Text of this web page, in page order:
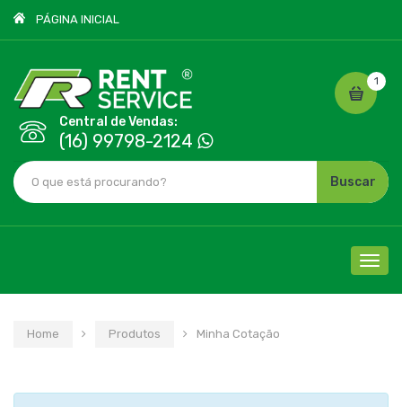
PÁGINA INICIAL
Central de Vendas:
(16) 99798-2124
1
Buscar
Home
Produtos Minha Cotação